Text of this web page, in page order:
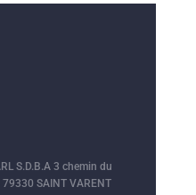
S.D.B.A 3 chemin du
79330 SAINT VARENT